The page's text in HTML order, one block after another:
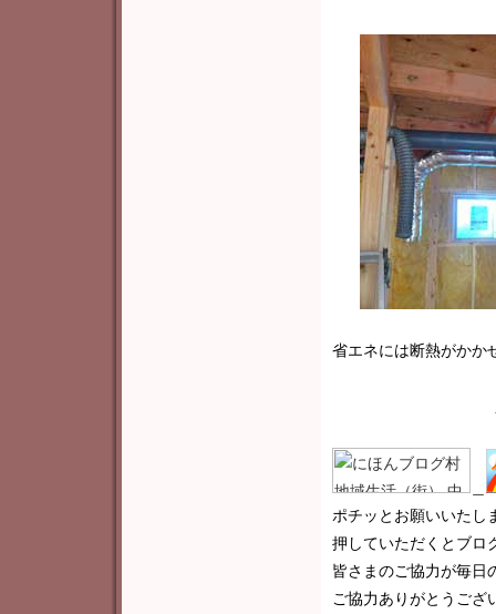
省エネには断熱がかか
ポチッとお願いいたし
押していただくとブロ
皆さまのご協力が毎日
ご協力ありがとうござ